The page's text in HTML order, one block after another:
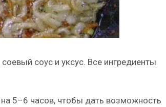
соус и уксус. Все ингредиенты
5–6 часов, чтобы дать возможность